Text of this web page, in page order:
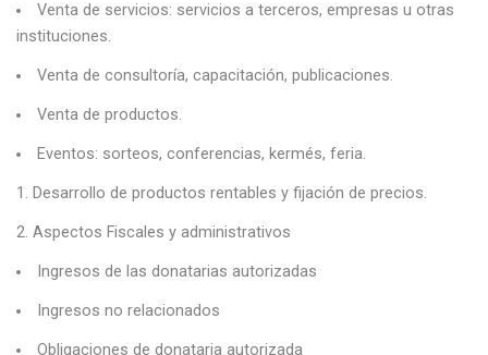
Venta de servicios: servicios a terceros, empresas u otras
instituciones.
Venta de consultoría, capacitación, publicaciones.
Venta de productos.
Eventos: sorteos, conferencias, kermés, feria.
Desarrollo de productos rentables y fijación de precios.
Aspectos Fiscales y administrativos
Ingresos de las donatarias autorizadas
Ingresos no relacionados
Obligaciones de donataria autorizada